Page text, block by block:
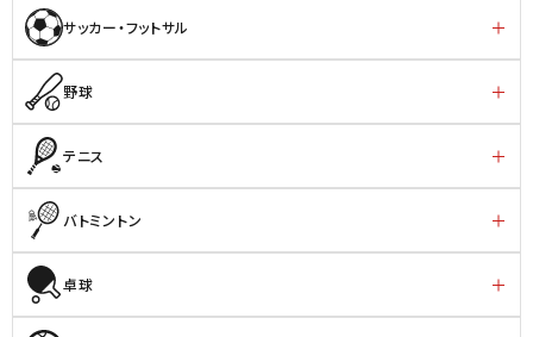
サッカー・フットサル
野球
テニス
バトミントン
卓球